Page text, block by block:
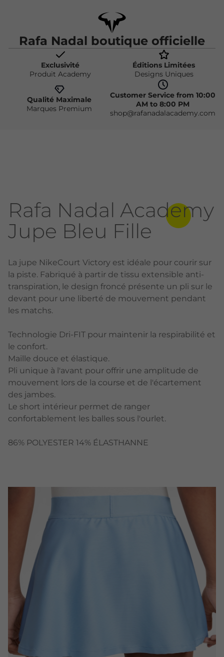
Rafa Nadal boutique officielle
Exclusivité
Produit Academy
Éditions Limitées
Designs Uniques
Qualité Maximale
Marques Premium
Customer Service from 10:00
AM to 8:00 PM
shop@rafanadalacademy.com
Rafa Nadal Academy
Jupe Bleu Fille
La jupe NikeCourt Victory est idéale pour courir sur
la piste. Fabriqué à partir de tissu extensible anti-
transpiration, le design froncé présente un pli sur le
devant pour une liberté de mouvement pendant
les matchs.
Technologie Dri-FIT pour maintenir la respirabilité et
le confort.
Maille douce et élastique.
Pli unique à l'avant pour offrir une amplitude de
mouvement lors de la course et de l'écartement
des jambes.
Le short intérieur permet de ranger
confortablement les balles sous l'ourlet.
86% POLYESTER 14% ÉLASTHANNE